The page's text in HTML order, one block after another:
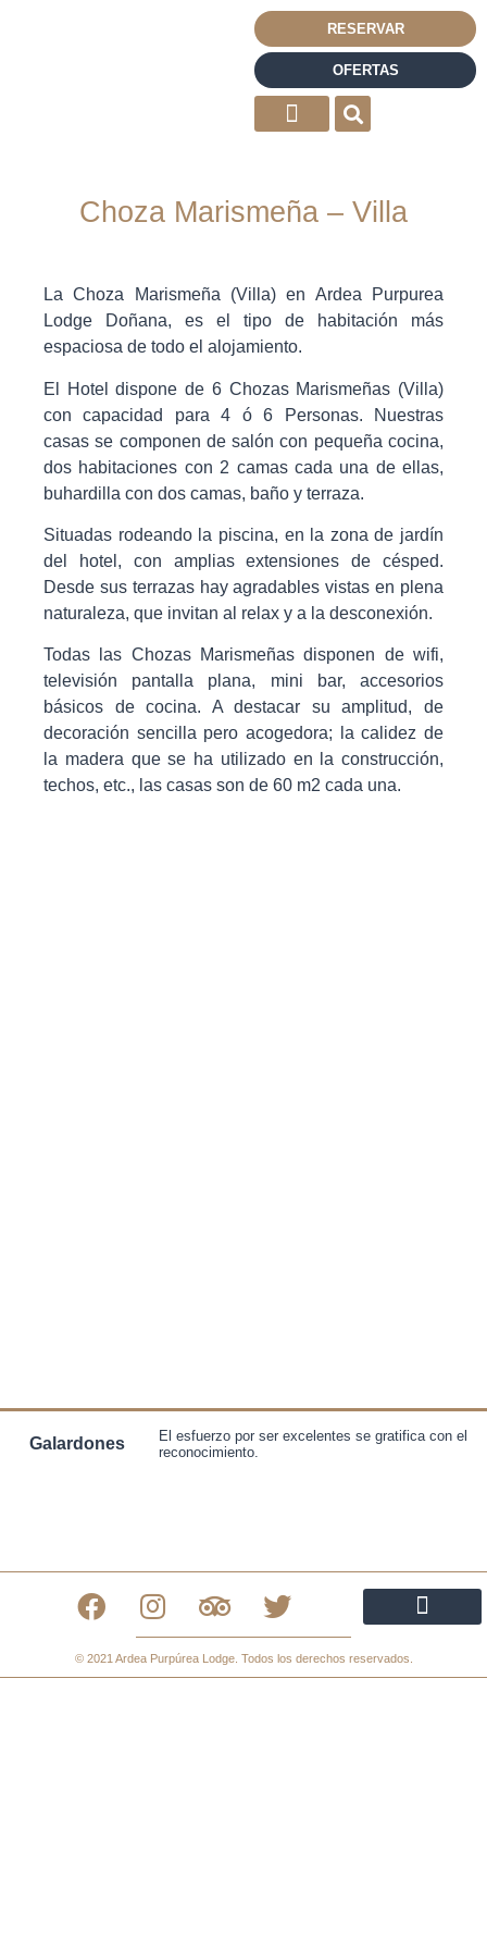
RESERVAR
OFERTAS
Choza Marismeña – Villa
La Choza Marismeña (Villa) en Ardea Purpurea
Lodge Doñana, es el tipo de habitación más
espaciosa de todo el alojamiento.
El Hotel dispone de 6 Chozas Marismeñas (Villa)
con capacidad para 4 ó 6 Personas. Nuestras
casas se componen de salón con pequeña cocina,
dos habitaciones con 2 camas cada una de ellas,
buhardilla con dos camas, baño y terraza.
Situadas rodeando la piscina, en la zona de jardín
del hotel, con amplias extensiones de césped.
Desde sus terrazas hay agradables vistas en plena
naturaleza, que invitan al relax y a la desconexión.
Todas las Chozas Marismeñas disponen de wifi,
televisión pantalla plana, mini bar, accesorios
básicos de cocina. A destacar su amplitud, de
decoración sencilla pero acogedora; la calidez de
la madera que se ha utilizado en la construcción,
techos, etc., las casas son de 60 m2 cada una.
Galardones
El esfuerzo por ser excelentes se gratifica con el
reconocimiento.
© 2021 Ardea Purpúrea Lodge. Todos los derechos reservados.